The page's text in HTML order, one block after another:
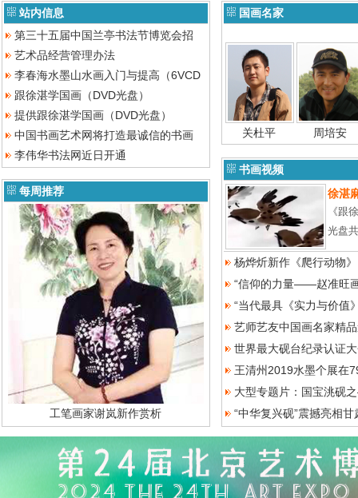
站内信息
第三十五届中国兰亭书法节博览会招
艺术品经营管理办法
李春海水墨山水画入门与提高（6VCD
跟徐湛学国画（DVD光盘）
提供跟徐湛学国画（DVD光盘）
中国书画艺术网将打造最诚信的书画
李伟华书法网近日开通
每周推荐
工笔画家谢岚新作赏析
国画名家
关杜平 周培安
书画视频
徐湛
《跟
光盘
杨烨炘新作《爬行动物
“信仰的力量——赵准旺
“当代最具《实力与价值
艺师艺友中国画名家精
世界最大砚台纪录认证
王清州2019水墨个展在
大型专题片：国宝洮砚
“中华复兴砚”震撼亮相甘